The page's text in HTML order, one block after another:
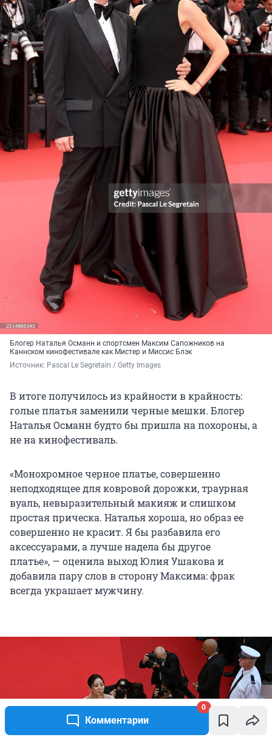
Комментарии
0
Блогер Наталья Османн и спортсмен Максим Сапожников на
Каннском кинофестивале как Мистер и Миссис Блэк
Источник: Pascal Le Segretain / Getty Images
В итоге получилось из крайности в крайность:
голые платья заменили черные мешки. Блогер
Наталья Османн будто бы пришла на похороны, а
не на кинофестиваль.
«Монохромное черное платье, совершенно
неподходящее для ковровой дорожки, траурная
вуаль, невыразительный макияж и слишком
простая прическа. Наталья хороша, но образ ее
совершенно не красит. Я бы разбавила его
аксессуарами, а лучше надела бы другое
платье», — оценила выход Юлия Ушакова и
добавила пару слов в сторону Максима: фрак
всегда украшает мужчину.